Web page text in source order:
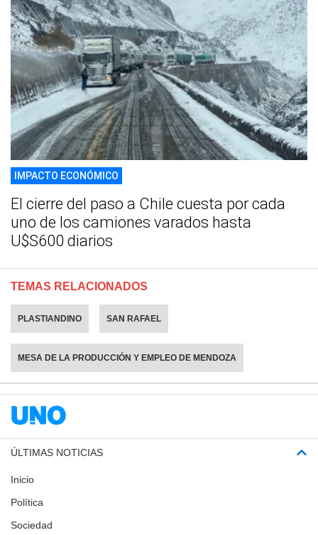
IMPACTO ECONÓMICO
El cierre del paso a Chile cuesta por cada
uno de los camiones varados hasta
U$S600 diarios
TEMAS RELACIONADOS
PLASTIANDINO SAN RAFAEL
MESA DE LA PRODUCCIÓN Y EMPLEO DE MENDOZA
ÚLTIMAS NOTICIAS
Inicio
Política
Sociedad